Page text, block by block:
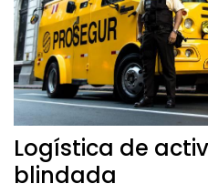
Logística de
blindada